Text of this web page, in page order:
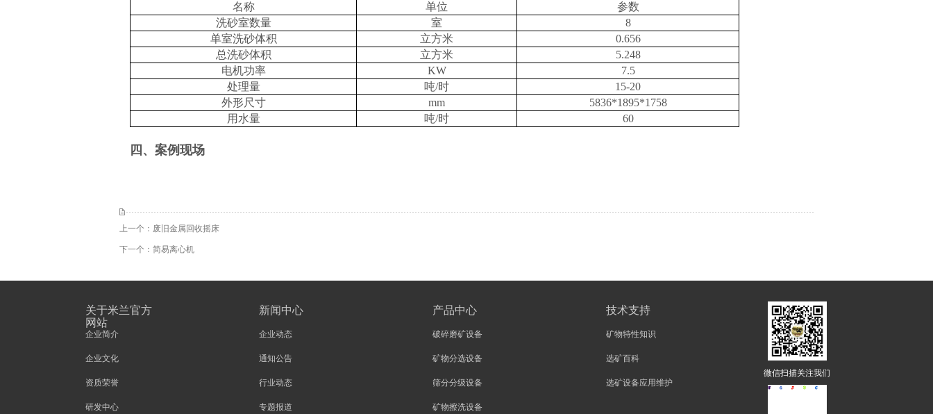
名称 单位
参数
洗砂室数量
室
8
单室洗砂体积
立方米
0.656
总洗砂体积
立方米
5.248
电机功率
KW
7.5
处理量
吨/时
15-20
外形尺寸
mm
5836*1895*1758
用水量
吨/时 60
四、 案例现场
上一个： 废旧金属回收摇床
下一个： 简易离心机
关于米兰官方
网站
企业简介
企业文化
资质荣誉
研发中心
新闻中心
企业动态
通知公告
行业动态
专题报道
产品中心
破碎磨矿设备
矿物分选设备
筛分分级设备
矿物擦洗设备
技术支持
矿物特性知识
选矿百科
选矿设备应用维护
微信扫描关注我们